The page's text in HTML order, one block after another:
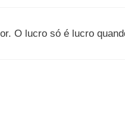
O lucro só é lucro